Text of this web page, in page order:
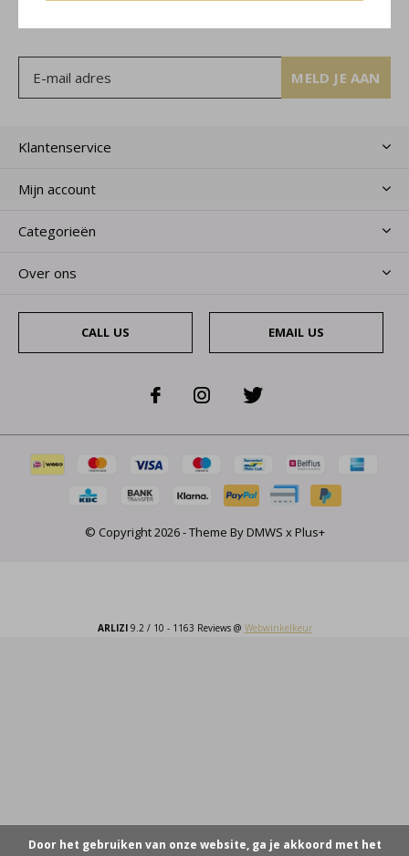
MELD JE AAN
Klantenservice
Mijn account
Categorieën
Over ons
CALL US EMAIL US
© Copyright2026- Theme ByDMWS xPlus+
ARLIZI9.2/ 10 - 1163 Reviews @ Webwinkelkeur
Door het gebruiken van onze website, ga je akkoord met het